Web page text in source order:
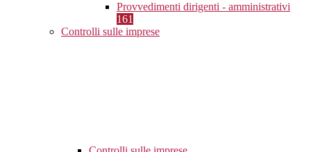
Provvedimenti dirigenti - amministrativi
161
Controlli sulle imprese